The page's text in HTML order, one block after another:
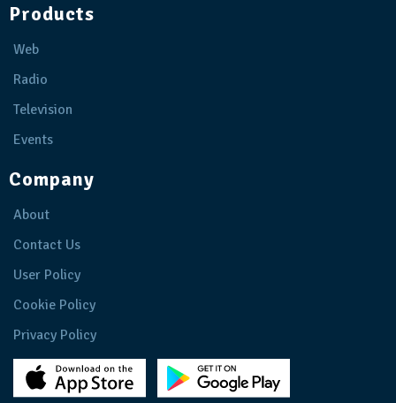
Products
Web
Radio
Television
Events
Company
About
Contact Us
User Policy
Cookie Policy
Privacy Policy